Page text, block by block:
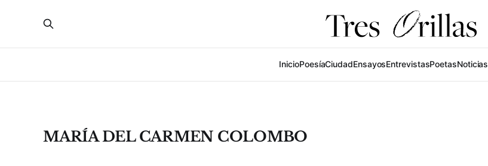
InicioPoesíaCiudadEnsayosEntrevistasPoetasNoticias
MARÍA DEL CARMEN COLOMBO